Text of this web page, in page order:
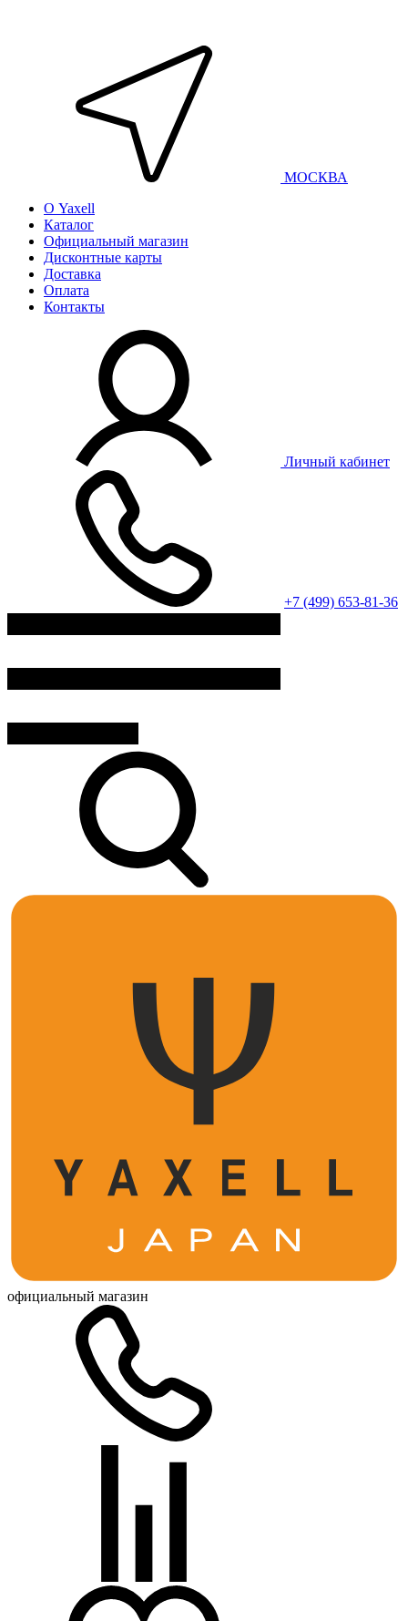
МОСКВА
О Yaxell
Каталог
Официальный магазин
Дисконтные карты
Доставка
Оплата
Контакты
Личный кабинет
+7 (499) 653-81-36
официальный магазин